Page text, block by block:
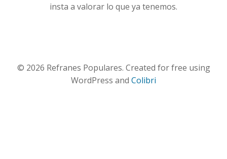
insta a valorar lo que ya tenemos.
© 2026 Refranes Populares. Created for free using
WordPress and Colibri